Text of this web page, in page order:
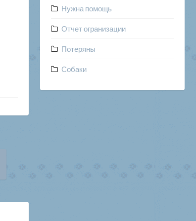
Нужна помощь
Отчет огранизации
Потеряны
Собаки